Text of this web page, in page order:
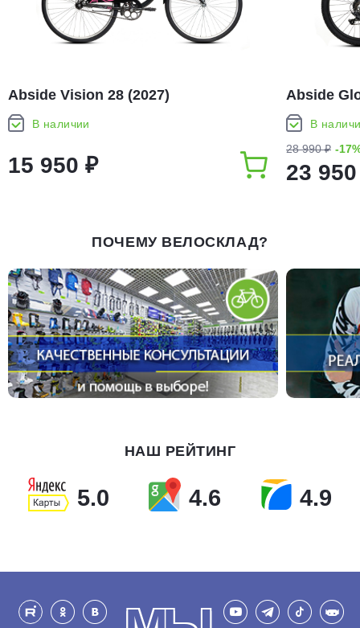
Abside Vision 28 (2027)
В наличии
15 950 ₽
Abside
В
28 990 ₽ -
23
ПОЧЕМУ ВЕЛОСКЛАД?
НАШ РЕЙТИНГ
5.0 4.6 4.9